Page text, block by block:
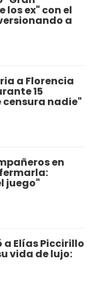
los ex" con el
a
a Florencia
15
censura nadie"
en
juego"
Elías Piccirillo
vida de lujo: